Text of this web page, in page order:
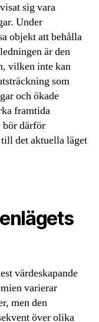
sig vara
Under
objekt att behålla
är den
vilken inte kan
som
och ökade
framtida
bör därför
det aktuella läget
värdeskapande
varierar
men den
över olika